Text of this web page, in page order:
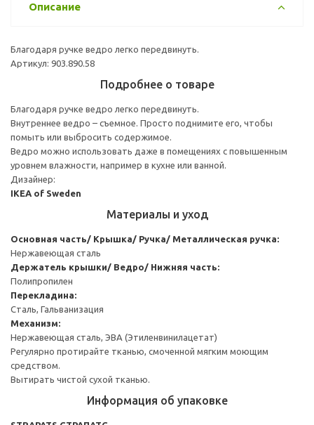
Описание
Благодаря ручке ведро легко передвинуть.
Артикул: 903.890.58
Подробнее о товаре
Благодаря ручке ведро легко передвинуть.
Внутреннее ведро – съемное. Просто поднимите его, чтобы
помыть или выбросить содержимое.
Ведро можно использовать даже в помещениях с повышенным
уровнем влажности, например в кухне или ванной.
Дизайнер:
IKEA of Sweden
Материалы и уход
Основная часть/ Крышка/ Ручка/ Металлическая ручка:
Нержавеющая сталь
Держатель крышки/ Ведро/ Нижняя часть:
Полипропилен
Перекладина:
Сталь, Гальванизация
Механизм:
Нержавеющая сталь, ЭВА (Этиленвинилацетат)
Регулярно протирайте тканью, смоченной мягким моющим
средством.
Вытирать чистой сухой тканью.
Информация об упаковке